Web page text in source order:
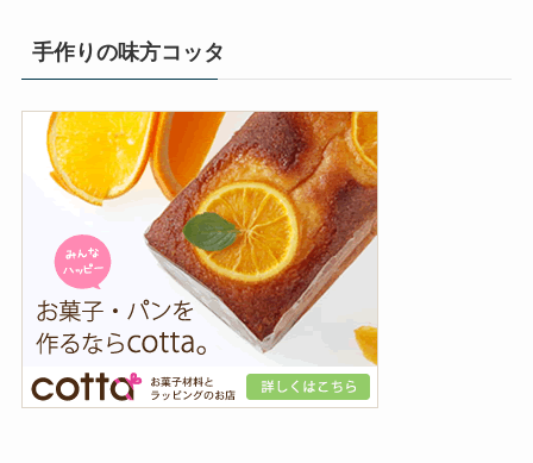
手作りの味方コッタ